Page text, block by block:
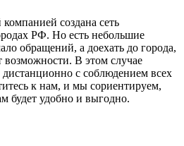
создана сеть
РФ. Но есть небольшие
обращений, а доехать до города,
возможности. В этом случае
дистанционно с соблюдением всех
к нам, и мы сориентируем,
будет удобно и выгодно.